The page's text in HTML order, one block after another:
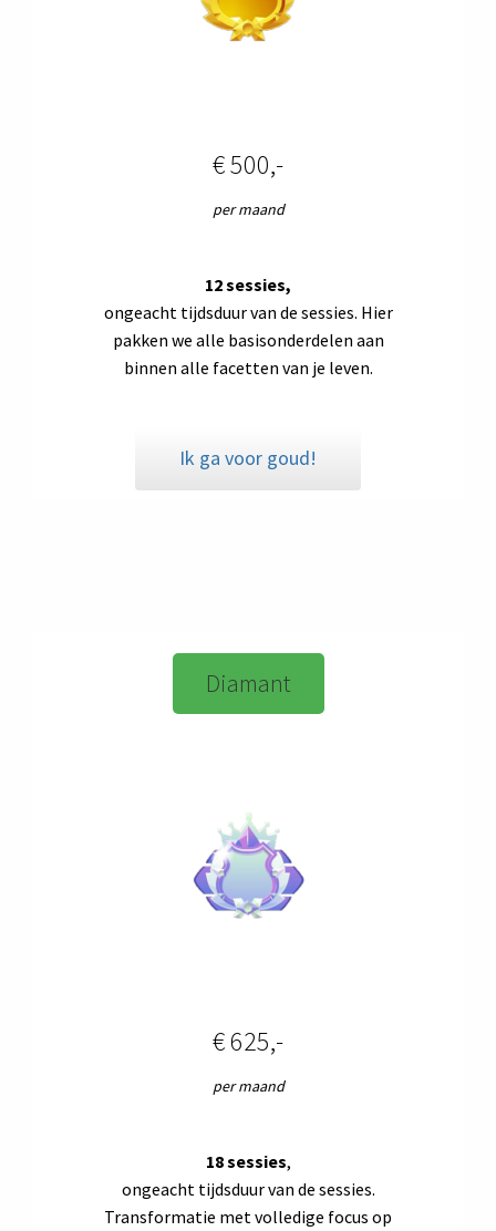
€ 500,-
per maand
12 sessies,
ongeacht tijdsduur van de sessies. Hier
pakken we alle basisonderdelen aan
binnen alle facetten van je leven.
Ik ga voor goud!
Diamant
€ 625,-
per maand
18 sessies,
ongeacht tijdsduur van de sessies.
Transformatie met volledige focus op